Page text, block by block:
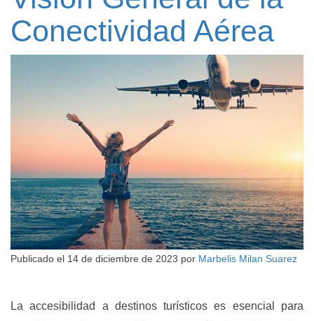
Conectividad Aérea
Publicado el 14 de diciembre de 2023 por Marbelis Milan Suarez
La accesibilidad a destinos turísticos es esencial para